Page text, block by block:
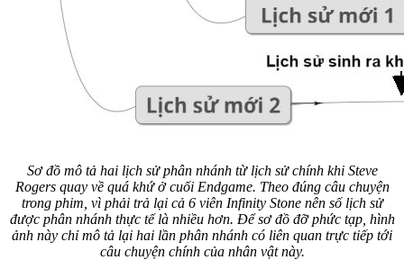
Sơ đồ mô tả hai lịch sử phân nhánh từ lịch sử chính khi Steve
Rogers quay về quá khứ ở cuối Endgame. Theo đúng câu chuyện
trong phim, vì phải trả lại cả 6 viên Infinity Stone nên số lịch sử
được phân nhánh thực tế là nhiều hơn. Để sơ đồ đỡ phức tạp, hình
ảnh này chỉ mô tả lại hai lần phân nhánh có liên quan trực tiếp tới
câu chuyện chính của nhân vật này.